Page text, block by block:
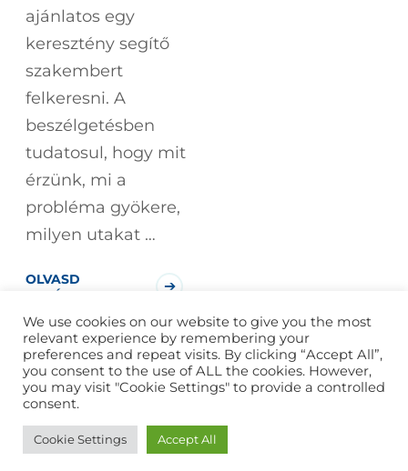
ajánlatos egy
keresztény segítő
szakembert
felkeresni. A
beszélgetésben
tudatosul, hogy mit
érzünk, mi a
probléma gyökere,
milyen utakat …
OLVASD
TOVÁBB!
2026Budai EvódiaMinden jog fenntartva. Készítette
aStarwebs
We use cookies on our website to give you the most
relevant experience by remembering your
preferences and repeat visits. By clicking “Accept All”,
you consent to the use of ALL the cookies. However,
you may visit "Cookie Settings" to provide a controlled
consent.
Cookie Settings Accept All